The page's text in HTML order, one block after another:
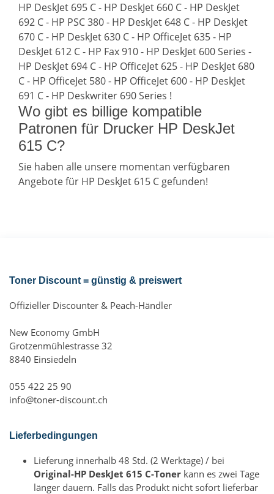
HP DeskJet 695 C - HP DeskJet 660 C - HP DeskJet
692 C - HP PSC 380 - HP DeskJet 648 C - HP DeskJet
670 C - HP DeskJet 630 C - HP OfficeJet 635 - HP
DeskJet 612 C - HP Fax 910 - HP DeskJet 600 Series -
HP DeskJet 694 C - HP OfficeJet 625 - HP DeskJet 680
C - HP OfficeJet 580 - HP OfficeJet 600 - HP DeskJet
691 C - HP Deskwriter 690 Series !
Wo gibt es billige kompatible
Patronen für Drucker HP DeskJet
615 C?
Sie haben alle unsere momentan verfügbaren
Angebote für HP DeskJet 615 C gefunden!
Toner Discount = günstig & preiswert
Offizieller Discounter & Peach-Händler
New Economy GmbH
Grotzenmühlestrasse 32
8840 Einsiedeln
055 422 25 90
info@toner-discount.ch
Lieferbedingungen
Lieferung innerhalb 48 Std. (2 Werktage) / bei
Original-HP DeskJet 615 C-Toner kann es zwei Tage
länger dauern. Falls das Produkt nicht sofort lieferbar